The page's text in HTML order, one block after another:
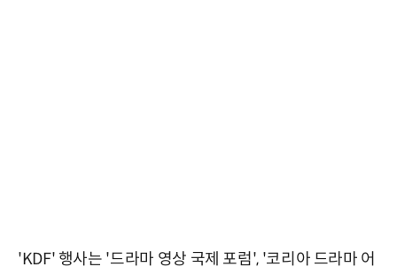
'KDF' 행사는 '드라마 영상 국제 포럼', '코리아 드라마 어